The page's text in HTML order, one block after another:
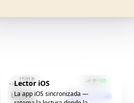
Lector iOS
La app iOS sincronizada —